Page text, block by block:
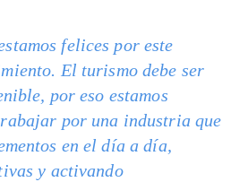
felices por este
El turismo debe ser
por eso estamos
por una industria que
en el día a día,
y activando